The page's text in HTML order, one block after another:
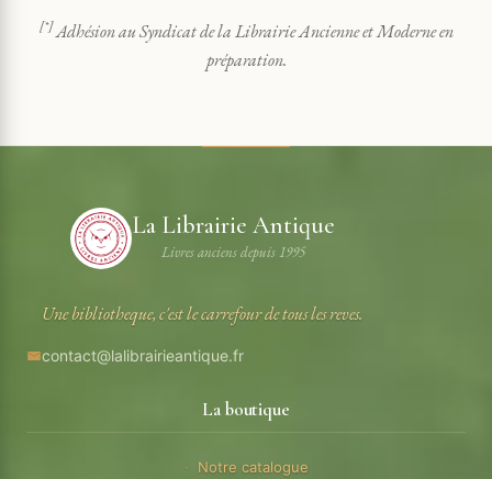
[*]Adhésion au Syndicat de la Librairie Ancienne et Moderne en
préparation.
La Librairie Antique
Livres anciens depuis 1995
Une bibliotheque, c'est le carrefour de tous les reves.
contact@lalibrairieantique.fr
La boutique
Notre catalogue